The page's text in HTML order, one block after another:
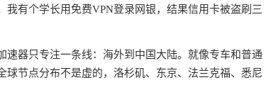
有个学长用免费VPN登录网银，结果信用卡被盗刷三
速器只专注一条线：海外到中国大陆。就像专车和普通
球节点分布不是虚的，洛杉矶、东京、法兰克福、悉尼